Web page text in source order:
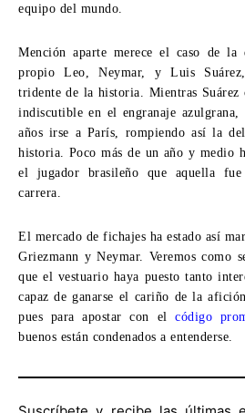
equipo del mundo.
Mención aparte merece el caso de la
propio Leo, Neymar, y Luis
tridente de la historia. Mientras Suárez
indiscutible en el engranaje
años irse a París, rompiendo así la
historia. Poco más de un año y medio
el jugador brasileño que aquella
carrera.
El mercado de fichajes ha estado así
Griezmann y Neymar. Veremos como
que el vestuario haya puesto tanto
capaz de ganarse el cariño de la
pues para apostar con elcódigo
buenos están condenados a entenderse.